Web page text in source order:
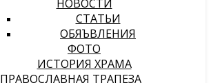
НОВОСТИ
СТАТЬИ
ОБЯЪВЛЕНИЯ
ФОТО
ИСТОРИЯ ХРАМА
ПРАВОСЛАВНАЯ ТРАПЕЗА